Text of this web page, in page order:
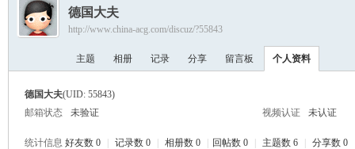
›
德国大夫
http://www.china-acg.com/discuz/?55843
主题 相册 记录 分享 留言板 个人资料
德国大夫(UID: 55843)
邮箱状态
未验证 视频认证 未认证
统计信息 好友数 0 记录数 0 相册数 0 回帖数 0 主题数 6 分享数 0